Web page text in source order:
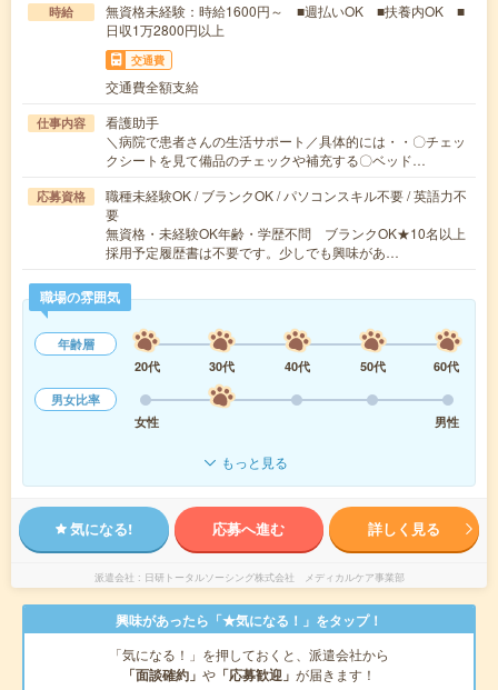
時給
無資格未経験：時給1600円～ ■週払いOK ■扶養内OK ■
日収1万2800円以上
交通費
交通費全額支給
仕事内容
看護助手
＼病院で患者さんの生活サポート／具体的には・・〇チェッ
クシートを見て備品のチェックや補充する〇ベッド…
応募資格
職種未経験OK / ブランクOK / パソコンスキル不要 / 英語力不
要
無資格・未経験OK年齢・学歴不問 ブランクOK★10名以上
採用予定履歴書は不要です。少しでも興味があ…
職場の雰囲気
年齢層
20代
30代 40代 50代
60代
男女比率
女性
男性
もっと見る
気になる! 応募へ進む 詳しく見る
派遣会社 日研トータルソーシング株式会社 メディカルケア事業部
興味があったら「★気になる！」をタップ！
「気になる！」を押しておくと、派遣会社から
「面談確約」 や 「応募歓迎」 が届きます！